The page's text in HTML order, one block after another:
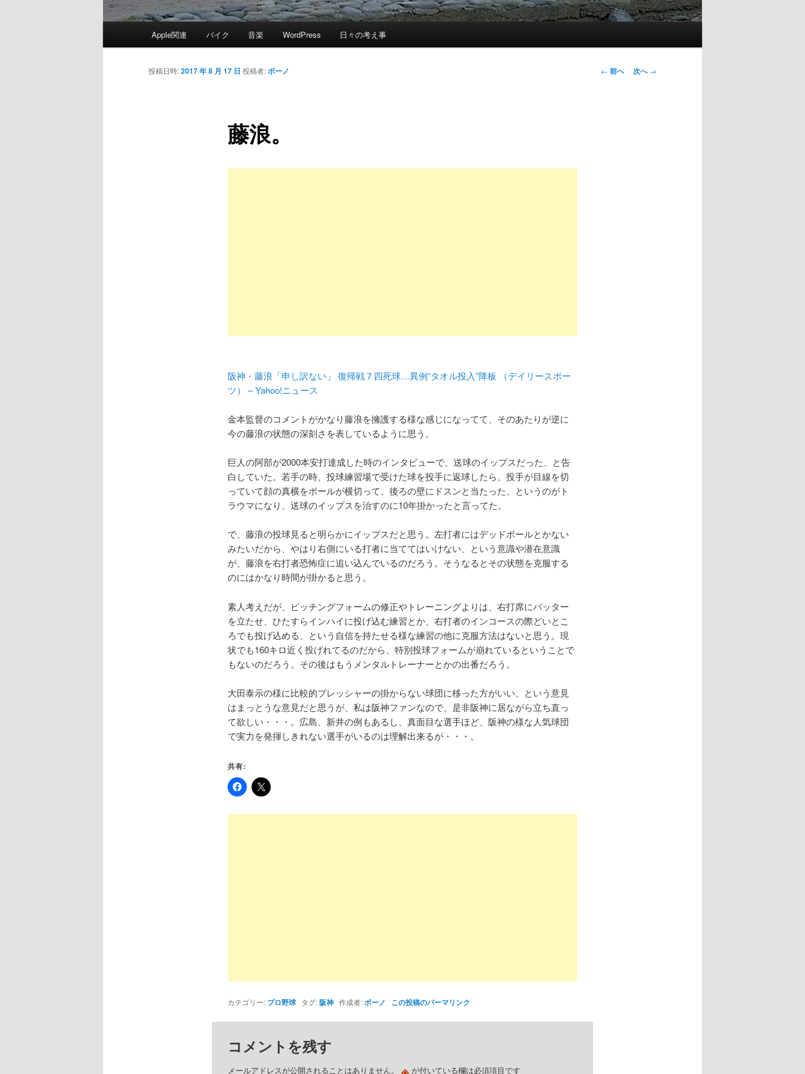
Apple関連 バイク 音楽 WordPress 日々の考え事
投
← 前へ 次へ→
藤浪。
投稿日時:2017 年 8 月 17 日 投稿者:ボーノ
阪神・藤浪「申し訳ない」 復帰戦７四死球…異例“タオル投入”降板 （デイリースポー
ツ） – Yahoo!ニュース
金本監督のコメントがかなり藤浪を擁護する様な感じになってて、そのあたりが逆に
今の藤浪の状態の深刻さを表しているように思う。
巨人の阿部が2000本安打達成した時のインタビューで、送球のイップスだった、と告
白していた。若手の時、投球練習場で受けた球を投手に返球したら、投手が目線を切
っていて顔の真横をボールが横切って、後ろの壁にドスンと当たった、というのがト
ラウマになり、送球のイップスを治すのに10年掛かったと言ってた。
で、藤浪の投球見ると明らかにイップスだと思う。左打者にはデッドボールとかない
みたいだから、やはり右側にいる打者に当ててはいけない、という意識や潜在意識
が、藤浪を右打者恐怖症に追い込んでいるのだろう。そうなるとその状態を克服する
のにはかなり時間が掛かると思う。
素人考えだが、ピッチングフォームの修正やトレーニングよりは、右打席にバッター
を立たせ、ひたすらインハイに投げ込む練習とか、右打者のインコースの際どいとこ
ろでも投げ込める、という自信を持たせる様な練習の他に克服方法はないと思う。現
状でも160キロ近く投げれてるのだから、特別投球フォームが崩れているということで
もないのだろう。その後はもうメンタルトレーナーとかの出番だろう。
大田泰示の様に比較的プレッシャーの掛からない球団に移った方がいい、という意見
はまっとうな意見だと思うが、私は阪神ファンなので、是非阪神に居ながら立ち直っ
て欲しい・・・。広島、新井の例もあるし、真面目な選手ほど、阪神の様な人気球団
で実力を発揮しきれない選手がいるのは理解出来るが・・・。
共有:
カテゴリー: プロ野球タグ:阪神作成者: ボーノ この投稿のパーマリンク
コメントを残す
メールアドレスが公開されることはありません。 が付いている欄は必須項目です